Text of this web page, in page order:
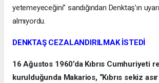
yetemeyeceğini” sandığından Denktaş’ın
almıyordu.
DENKTAŞ CEZALANDIRILMAK İSTEDİ
16 Ağustos 1960’da Kıbrıs Cumhuriyeti
kurulduğunda Makarios, “Kıbrıs sekiz